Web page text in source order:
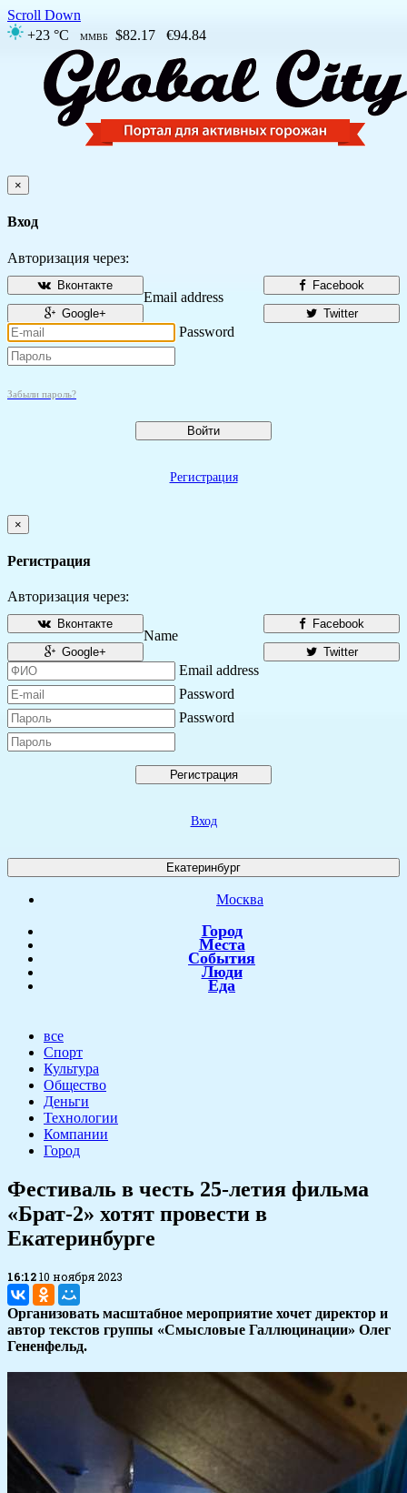
Scroll Down
+23 °C
ММВБ $82.17 €94.84
×
Вход
Авторизация через:
Facebook
Вконтакте
Twitter
Google+
Email address
Password
Забыли пароль?
Войти
Регистрация
×
Регистрация
Авторизация через:
Facebook
Вконтакте
Twitter
Google+
Name
Email address
Password
Password
Регистрация
Вход
Екатеринбург
Москва
Город
Места
События
Люди
Еда
все
Спорт
Культура
Общество
Деньги
Технологии
Компании
Город
Фестиваль в честь 25-летия фильма
«Брат-2» хотят провести в
Екатеринбурге
16:1210 ноября 2023
Организовать масштабное мероприятие хочет директор и
автор текстов группы «Смысловые Галлюцинации» Олег
Гененфельд.